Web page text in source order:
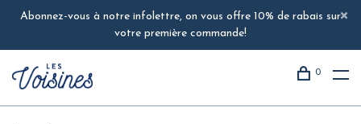
Abonnez-vous à notre infolettre, on vous offre 10% de rabais sur
votre première commande!
0